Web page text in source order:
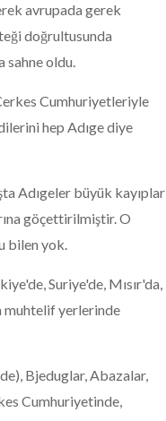
avrupada gerek
doğrultusunda
sahne oldu.
Cumhuriyetleriyle
hep Adıge diye
Adıgeler büyük kayıplar
göçettirilmiştir. O
bilen yok.
Suriye'de, Mısır'da,
muhtelif yerlerinde
Bjeduglar, Abazalar,
Cumhuriyetinde,